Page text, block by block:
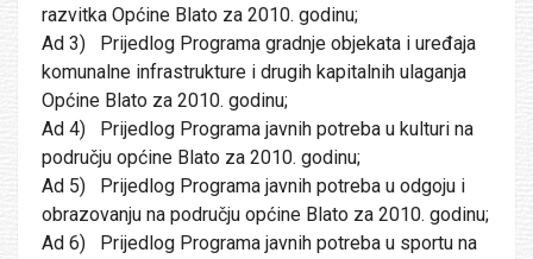
razvitka Općine Blato za 2010. godinu;
Ad 3) Prijedlog Programa gradnje objekata i uređaja
komunalne infrastrukture i drugih kapitalnih ulaganja
Općine Blato za 2010. godinu;
Ad 4) Prijedlog Programa javnih potreba u kulturi na
području općine Blato za 2010. godinu;
Ad 5) Prijedlog Programa javnih potreba u odgoju i
obrazovanju na području općine Blato za 2010. godinu;
Ad 6) Prijedlog Programa javnih potreba u sportu na